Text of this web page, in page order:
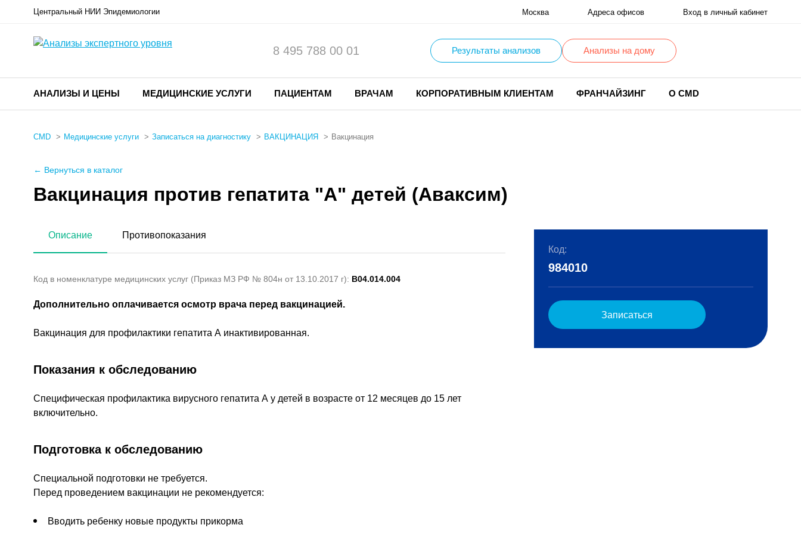
Центральный НИИ Эпидемиологии Москва Адреса офисов Вход в личный кабинет
8 495 788 00 01 Результаты анализов Анализы на дому
АНАЛИЗЫ И ЦЕНЫ МЕДИЦИНСКИЕ УСЛУГИ ПАЦИЕНТАМ ВРАЧАМ КОРПОРАТИВНЫМ КЛИЕНТАМ ФРАНЧАЙЗИНГ О CMD
CMD Медицинские услуги Записаться на диагностику ВАКЦИНАЦИЯ Вакцинация
← Вернуться в каталог
Вакцинация против гепатита "А" детей (Аваксим)
Описание Противопоказания
Код в номенклатуре медицинских услуг (Приказ МЗ РФ № 804н от 13.10.2017 г): B04.014.004
Дополнительно оплачивается осмотр врача перед вакцинацией.
Вакцинация для профилактики гепатита А инактивированная.
Показания к обследованию
Специфическая профилактика вирусного гепатита А у детей в возрасте от 12 месяцев до 15 лет
включительно.
Подготовка к обследованию
Специальной подготовки не требуется.
Перед проведением вакцинации не рекомендуется:
Вводить ребенку новые продукты прикорма
Код:
984010
Записаться